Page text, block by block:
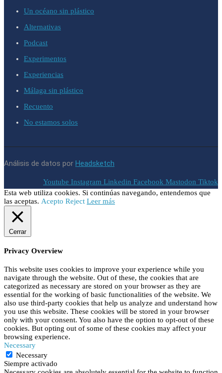
Un océano sin plástico
Alternativas
Podcast
Experimentos
Experiencias
Málaga sin plástico
Recuento
No estamos solos
Análisis de datos por Headsketch
Youtube Instagram Linkedin Facebook Mastodon Tiktok
Esta web utiliza cookies. Si continúas navegando, entendemos que
las aceptas. Acepto Reject Leer más
Cerrar
Privacy Overview
This website uses cookies to improve your experience while you
navigate through the website. Out of these, the cookies that are
categorized as necessary are stored on your browser as they are
essential for the working of basic functionalities of the website. We
also use third-party cookies that help us analyze and understand how
you use this website. These cookies will be stored in your browser
only with your consent. You also have the option to opt-out of these
cookies. But opting out of some of these cookies may affect your
browsing experience.
Necessary
Necessary
Siempre activado